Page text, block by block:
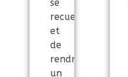
se
recueillir
et
de
rendre
un